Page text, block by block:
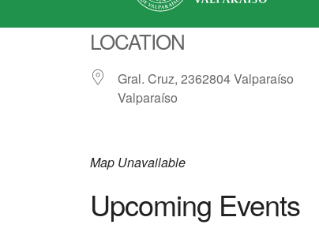
LOCATION
Gral. Cruz, 2362804 Valparaíso
Valparaíso
Map Unavailable
Upcoming Events